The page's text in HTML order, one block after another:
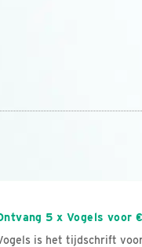
5 x Vogels voor
is het tijdschrift